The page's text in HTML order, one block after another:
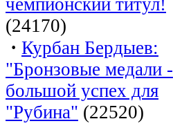
(24170)
· Курбан Бердыев:
"Бронзовые медали -
большой успех для
"Рубина" (22520)